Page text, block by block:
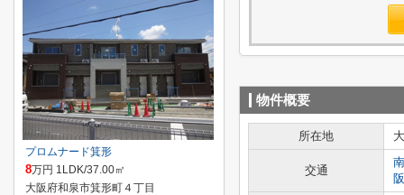
物件概要
所在地
交通
プロムナード箕形
8万円 1LDK/37.00㎡
大阪府和泉市箕形町４丁目